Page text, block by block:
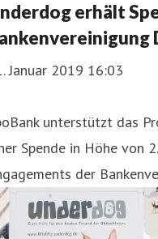
erhält
Januar 2019 16:03
unterstützt das
Spende in Höhe von
der